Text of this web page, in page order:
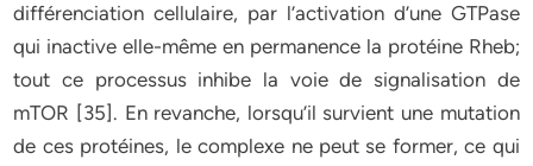
différenciation cellulaire, par l’activation d’une GTPase
qui inactive elle-même en permanence la protéine Rheb;
tout ce processus inhibe la voie de signalisation de
mTOR [35]. En revanche, lorsqu’il survient une mutation
de ces protéines, le complexe ne peut se former, ce qui